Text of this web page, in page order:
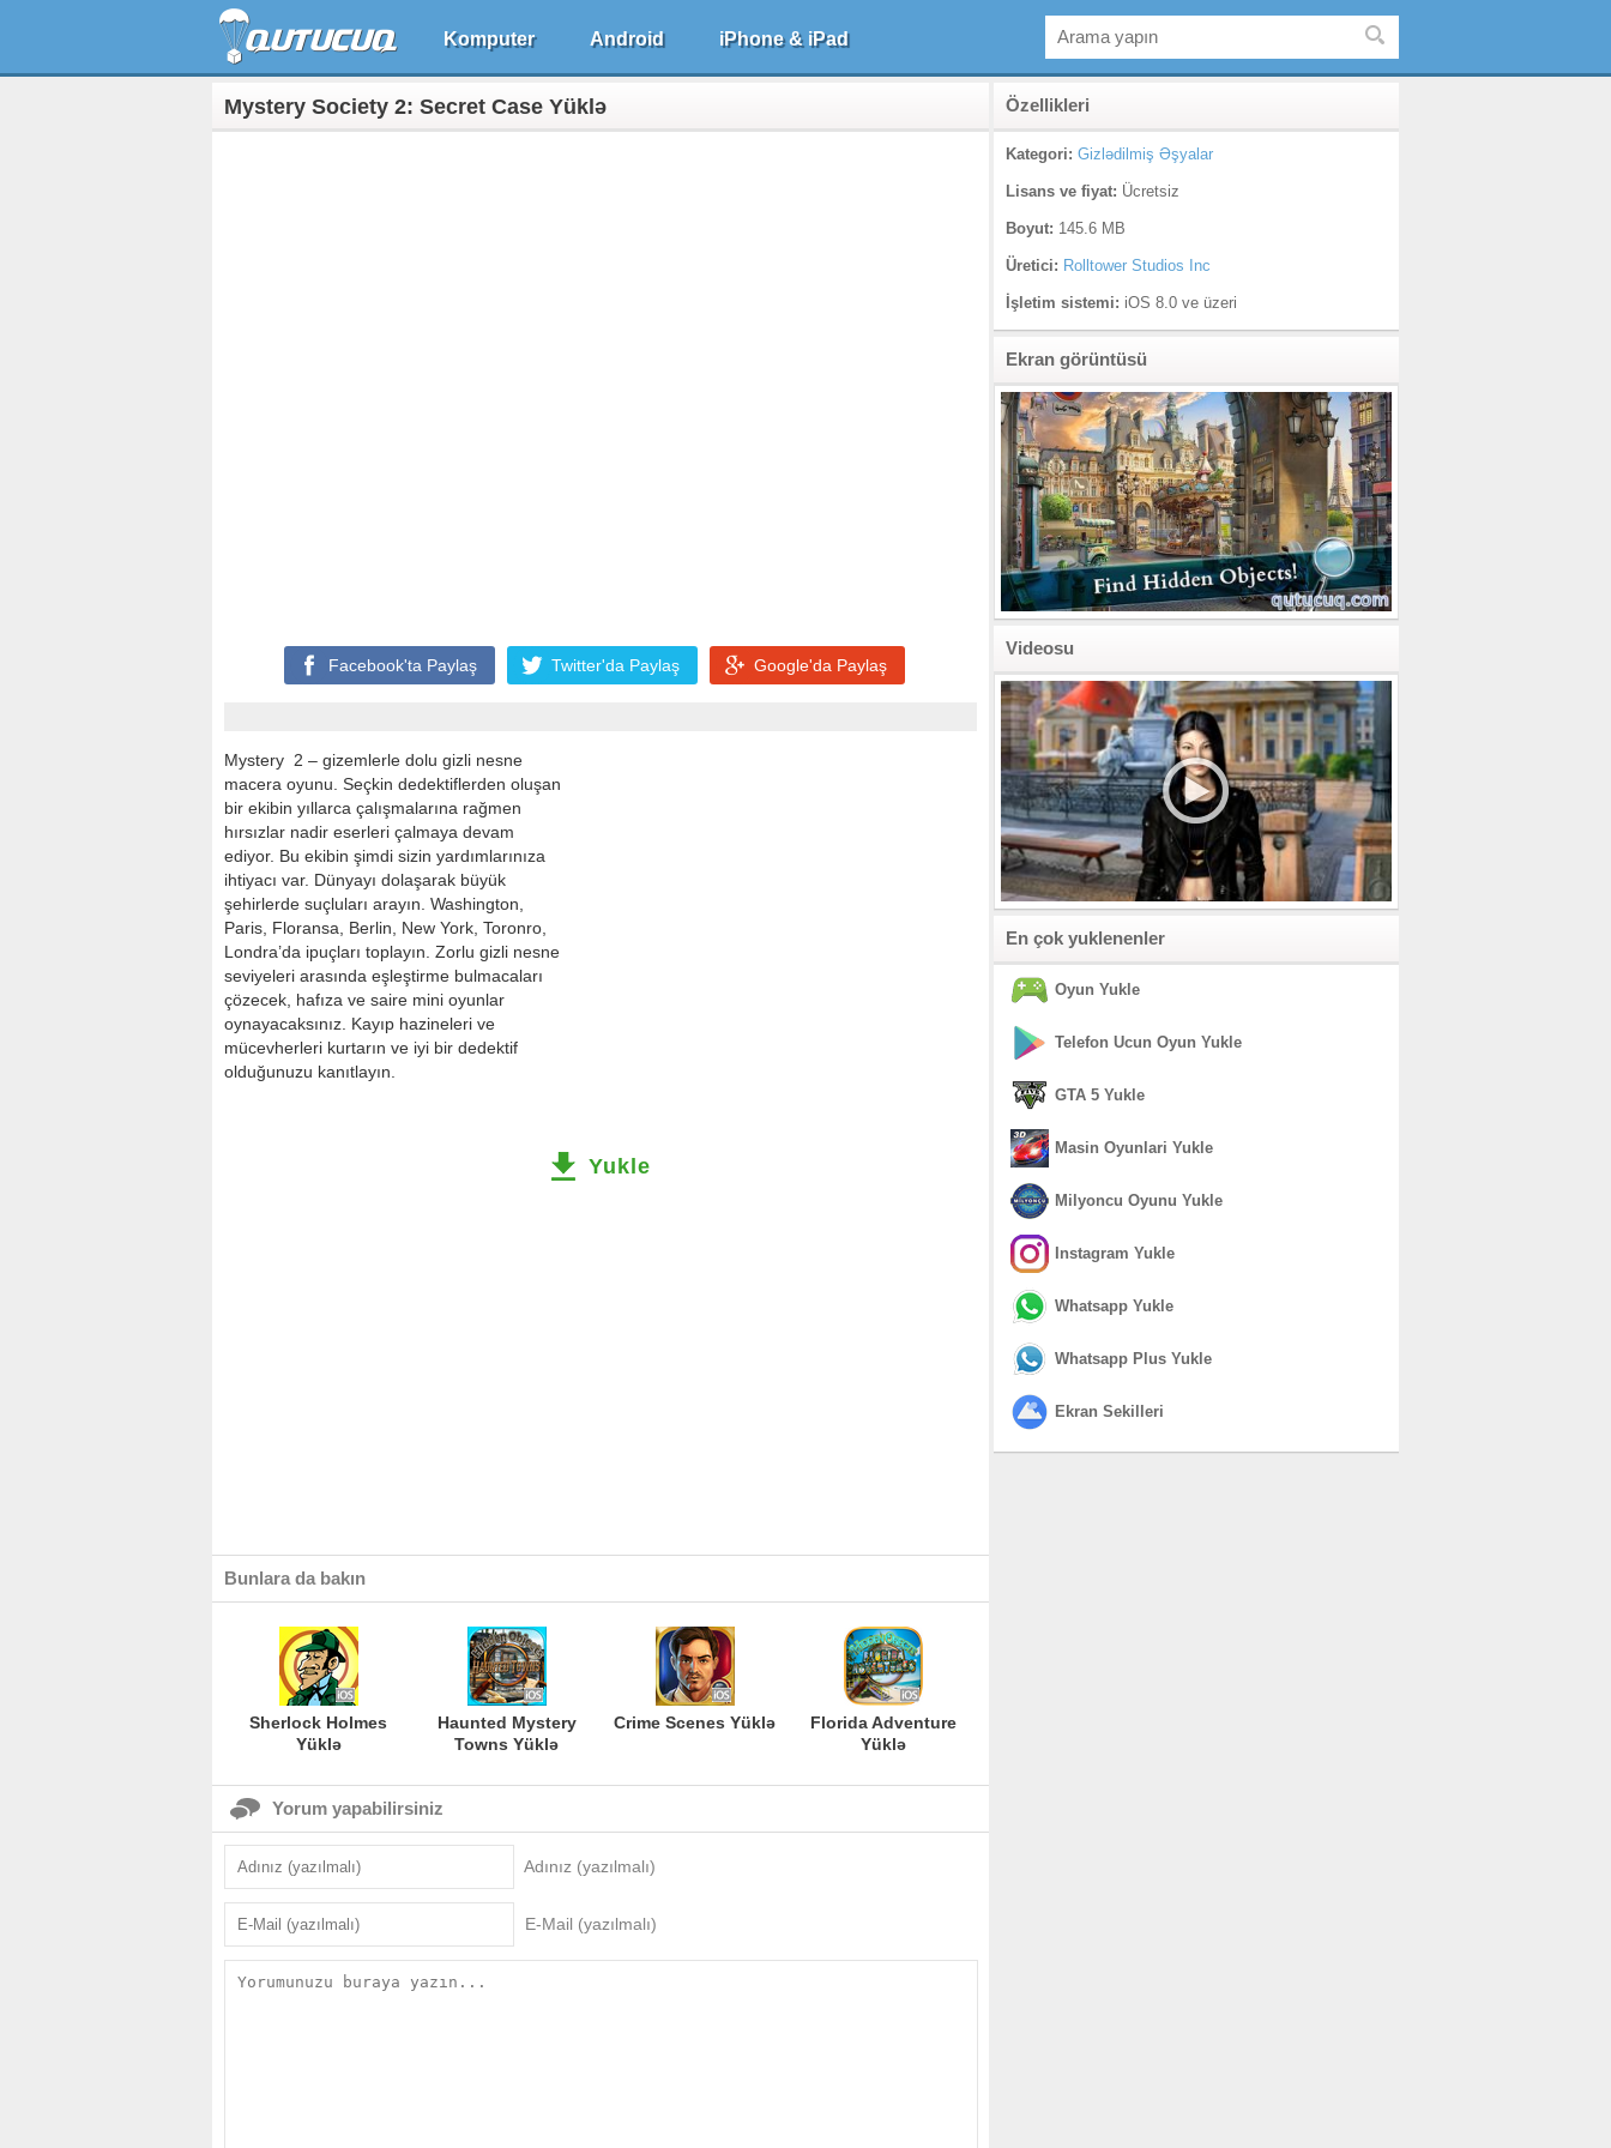
Komputer Android iPhone & iPad
Mystery Society 2: Secret Case Yüklə
Facebook'ta Paylaş Twitter'da Paylaş Google'da Paylaş
Mystery 2 – gizemlerle dolu gizli nesne
macera oyunu. Seçkin dedektiflerden oluşan
bir ekibin yıllarca çalışmalarına rağmen
hırsızlar nadir eserleri çalmaya devam
ediyor. Bu ekibin şimdi sizin yardımlarınıza
ihtiyacı var. Dünyayı dolaşarak büyük
şehirlerde suçluları arayın. Washington,
Paris, Floransa, Berlin, New York, Toronro,
Londra’da ipuçları toplayın. Zorlu gizli nesne
seviyeleri arasında eşleştirme bulmacaları
çözecek, hafıza ve saire mini oyunlar
oynayacaksınız. Kayıp hazineleri ve
mücevherleri kurtarın ve iyi bir dedektif
olduğunuzu kanıtlayın.
Yukle
Bunlara da bakın
Sherlock Holmes
Yüklə
Haunted Mystery
Towns Yüklə
Crime Scenes Yüklə
Florida Adventure
Yüklə
Yorum yapabilirsiniz
Adınız (yazılmalı)
E-Mail (yazılmalı)
Özellikleri
Kategori: Gizlədilmiş Əşyalar
Lisans ve fiyat: Ücretsiz
Boyut: 145.6 MB
Üretici: Rolltower Studios Inc
İşletim sistemi: iOS 8.0 ve üzeri
Ekran görüntüsü
Videosu
En çok yuklenenler
Oyun Yukle
Telefon Ucun Oyun Yukle
GTA 5 Yukle
Masin Oyunlari Yukle
Milyoncu Oyunu Yukle
Instagram Yukle
Whatsapp Yukle
Whatsapp Plus Yukle
Ekran Sekilleri